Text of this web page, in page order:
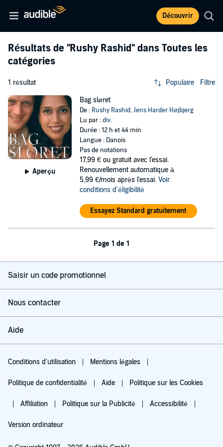
Découvrir
Résultats de "Rushy Rashid" dans Toutes les
catégories
1 résultat Populaire Filtre
Aperçu
Bag sløret
De : Rushy Rashid,Jens Harder Højbjerg
Lu par :div.
Durée : 12 h et 44 min
Langue : Danois
Pas de notations
17,99 € ou gratuit avec l'essai.
Renouvellement automatique à
5,99 €/mois après l'essai. Voir
conditions d'éligibilité
Essayez Standard gratuitement
Page 1 de 1
Saisir un code promotionnel
Nous contacter
Aide
Conditions d'utilisation Mentions légales
Politique de confidentialité Aide Politique sur les Cookies
Affiliation Politique sur la Publicité Accessibilité
Version ordinateur